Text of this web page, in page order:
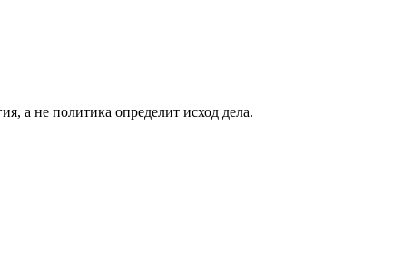
а не политика определит исход дела.